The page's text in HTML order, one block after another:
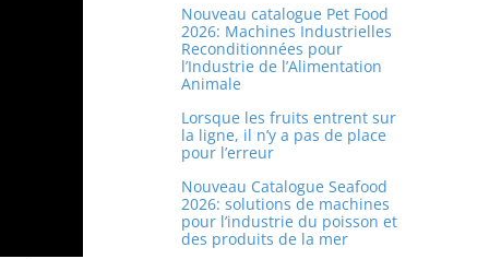
r
Nouveau catalogue Pet Food
2026: Machines Industrielles
Reconditionnées pour
l’Industrie de l’Alimentation
Animale
Lorsque les fruits entrent sur
la ligne, il n’y a pas de place
pour l’erreur
Nouveau Catalogue Seafood
2026: solutions de machines
pour l’industrie du poisson et
des produits de la mer